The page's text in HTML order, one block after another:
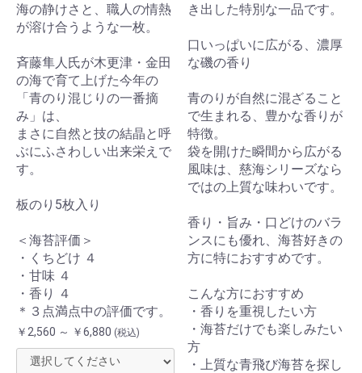
海の静けさと、職人の情熱
が溶け合うような一枚。
斉藤隼人氏が木更津・金田
の海で育て上げた今年の
「青のり混じりの一番摘
み」は、
まさに自然と技の結晶と呼
ぶにふさわしい出来栄えで
す。
板のり5枚入り
＜海苔評価＞
・くちどけ ４
・甘味 ４
・香り ４
＊３点満点中の評価です。
￥2,560 ～ ￥6,880 (税込)
き出した特別な一品です。
口いっぱいに広がる、濃厚
な磯の香り
青のりが自然に混ざること
で生まれる、豊かな香りが
特徴。
袋を開けた瞬間から広がる
風味は、慈海シリーズなら
ではの上質な味わいです。
香り・旨み・口どけのバラ
ンスにも優れ、海苔好きの
方に特におすすめです。
こんな方におすすめ
・香りを重視したい方
・海苔だけでも楽しみたい
方
・上質な青飛び海苔を探し